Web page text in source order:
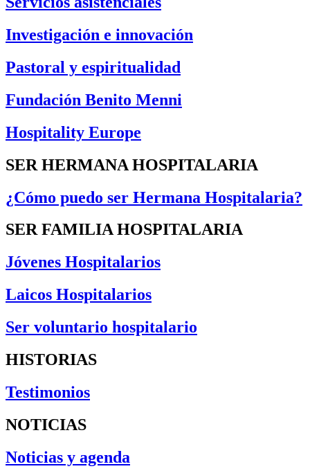
Investigación e innovación
Pastoral y espiritualidad
Fundación Benito Menni
Hospitality Europe
SER HERMANA HOSPITALARIA
¿Cómo puedo ser Hermana Hospitalaria?
SER FAMILIA HOSPITALARIA
Jóvenes Hospitalarios
Laicos Hospitalarios
Ser voluntario hospitalario
HISTORIAS
Testimonios
NOTICIAS
Noticias y agenda